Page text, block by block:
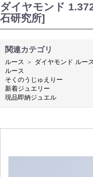
ダイヤモンド
石研究所]
関連カテゴリ
ルース ＞ ダイヤモンド ルース
ルース
そくのうじゅえりー
新着ジュエリー
現品即納ジュエル